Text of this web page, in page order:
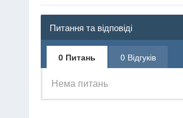
Питання та відповіді
0 Питань 0 Відгуків
Нема питань